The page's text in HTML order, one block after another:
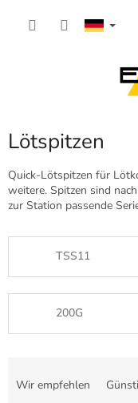
Lötspitzen
Quick-Lötspitzen für
weitere. Spitzen sind
zur Station passende
TSS11
200G
Wir empfehlen